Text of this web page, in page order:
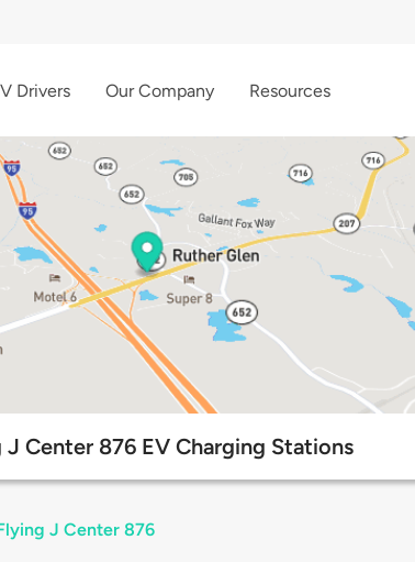
Drivers Our Company Resources
J Center 876 EV Charging Stations
J Center 876